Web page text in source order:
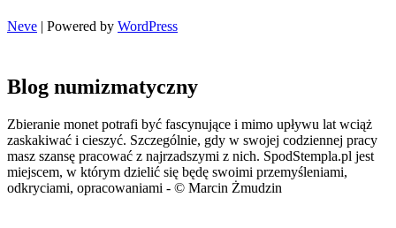
Neve | Powered by WordPress
Blog numizmatyczny
Zbieranie monet potrafi być fascynujące i mimo upływu lat wciąż
zaskakiwać i cieszyć. Szczególnie, gdy w swojej codziennej pracy
masz szansę pracować z najrzadszymi z nich. SpodStempla.pl jest
miejscem, w którym dzielić się będę swoimi przemyśleniami,
odkryciami, opracowaniami - © Marcin Żmudzin